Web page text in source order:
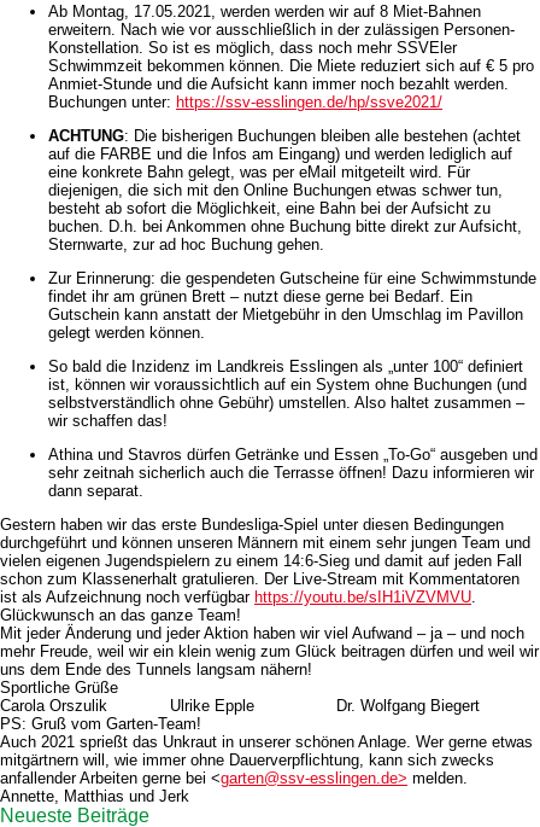
Ab Montag, 17.05.2021, werden werden wir auf 8 Miet-Bahnen
erweitern. Nach wie vor ausschließlich in der zulässigen Personen-
Konstellation. So ist es möglich, dass noch mehr SSVEler
Schwimmzeit bekommen können. Die Miete reduziert sich auf € 5 pro
Anmiet-Stunde und die Aufsicht kann immer noch bezahlt werden.
Buchungen unter: https://ssv-esslingen.de/hp/ssve2021/
ACHTUNG: Die bisherigen Buchungen bleiben alle bestehen (achtet
auf die FARBE und die Infos am Eingang) und werden lediglich auf
eine konkrete Bahn gelegt, was per eMail mitgeteilt wird. Für
diejenigen, die sich mit den Online Buchungen etwas schwer tun,
besteht ab sofort die Möglichkeit, eine Bahn bei der Aufsicht zu
buchen. D.h. bei Ankommen ohne Buchung bitte direkt zur Aufsicht,
Sternwarte, zur ad hoc Buchung gehen.
Zur Erinnerung: die gespendeten Gutscheine für eine Schwimmstunde
findet ihr am grünen Brett – nutzt diese gerne bei Bedarf. Ein
Gutschein kann anstatt der Mietgebühr in den Umschlag im Pavillon
gelegt werden können.
So bald die Inzidenz im Landkreis Esslingen als „unter 100“ definiert
ist, können wir voraussichtlich auf ein System ohne Buchungen (und
selbstverständlich ohne Gebühr) umstellen. Also haltet zusammen –
wir schaffen das!
Athina und Stavros dürfen Getränke und Essen „To-Go“ ausgeben und
sehr zeitnah sicherlich auch die Terrasse öffnen! Dazu informieren wir
dann separat.
Gestern haben wir das erste Bundesliga-Spiel unter diesen Bedingungen
durchgeführt und können unseren Männern mit einem sehr jungen Team und
vielen eigenen Jugendspielern zu einem 14:6-Sieg und damit auf jeden Fall
schon zum Klassenerhalt gratulieren. Der Live-Stream mit Kommentatoren
ist als Aufzeichnung noch verfügbar https://youtu.be/sIH1iVZVMVU
Glückwunsch an das ganze Team!
Mit jeder Änderung und jeder Aktion haben wir viel Aufwand – ja – und noch
mehr Freude, weil wir ein klein wenig zum Glück beitragen dürfen und weil wir
uns dem Ende des Tunnels langsam nähern!
Sportliche Grüße
Carola Orszulik Ulrike Epple Dr. Wolfgang Biegert
PS: Gruß vom Garten-Team!
Auch 2021 sprießt das Unkraut in unserer schönen Anlage. Wer gerne etwas
mitgärtnern will, wie immer ohne Dauerverpflichtung, kann sich zwecks
anfallender Arbeiten gerne bei <garten@ssv-esslingen.de> melden.
Annette, Matthias und Jerk
Neueste Beiträge